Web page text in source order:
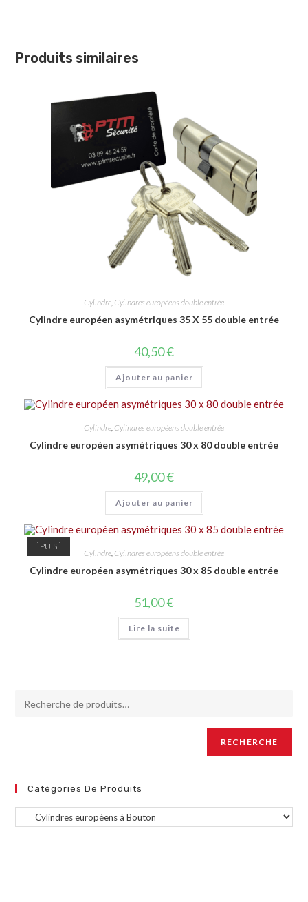
Produits similaires
Cylindre, Cylindres européens double entrée
Cylindre européen asymétriques 35 X 55 double entrée
40,50€
Ajouter au panier
Cylindre Cylindres européens double entrée
Cylindre européen asymétriques 30 x 80 double entrée
49,00€
Ajouter au panier
ÉPUISÉ
Cylindre Cylindres européens double entrée
Cylindre européen asymétriques 30 x 85 double entrée
51,00€
Lire la suite
RECHERCHE
Catégories De Produits